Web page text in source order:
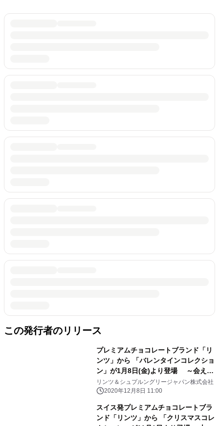
この発行者のリリース
プレミアムチョコレートブランド「リ
ンツ」から 「バレンタインコレクショ
ン」が1月8日(金)より登場 ～会えな
い今こそ想いを届ける、特別なバレン
タインに～
リンツ＆シュプルングリージャパン株式会社
2020年12月8日 11:00
スイス発プレミアムチョコレートブラ
ンド「リンツ」から 「クリスマスコレ